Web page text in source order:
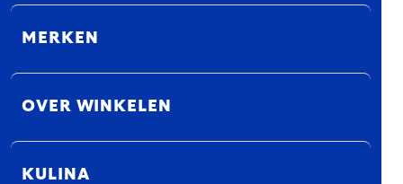
MERKEN
OVER WINKELEN
KULINA